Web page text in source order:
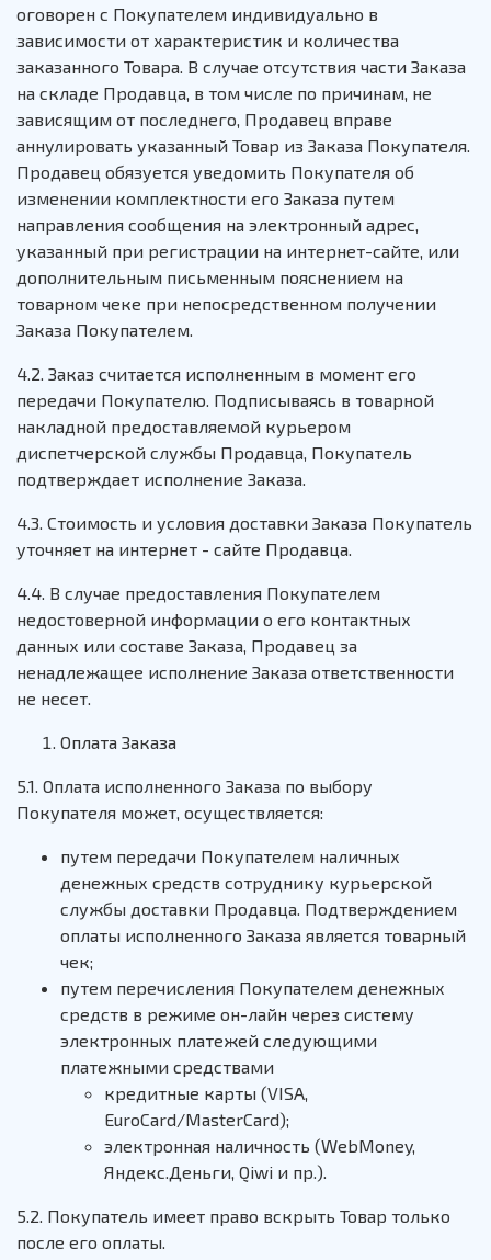
оговорен с Покупателем индивидуально в
зависимости от характеристик и количества
заказанного Товара. В случае отсутствия части Заказа
на складе Продавца, в том числе по причинам, не
зависящим от последнего, Продавец вправе
аннулировать указанный Товар из Заказа Покупателя.
Продавец обязуется уведомить Покупателя об
изменении комплектности его Заказа путем
направления сообщения на электронный адрес,
указанный при регистрации на интернет-сайте, или
дополнительным письменным пояснением на
товарном чеке при непосредственном получении
Заказа Покупателем.
4.2. Заказ считается исполненным в момент его
передачи Покупателю. Подписываясь в товарной
накладной предоставляемой курьером
диспетчерской службы Продавца, Покупатель
подтверждает исполнение Заказа.
4.3. Стоимость и условия доставки Заказа Покупатель
уточняет на интернет - сайте Продавца.
4.4. В случае предоставления Покупателем
недостоверной информации о его контактных
данных или составе Заказа, Продавец за
ненадлежащее исполнение Заказа ответственности
не несет.
Оплата Заказа
5.1. Оплата исполненного Заказа по выбору
Покупателя может, осуществляется:
путем передачи Покупателем наличных
денежных средств сотруднику курьерской
службы доставки Продавца. Подтверждением
оплаты исполненного Заказа является товарный
чек;
путем перечисления Покупателем денежных
средств в режиме он-лайн через систему
электронных платежей следующими
платежными средствами
кредитные карты (VISA,
EuroCard/MasterCard);
электронная наличность (WebMoney,
Яндекс.Деньги, Qiwi и пр.).
5.2. Покупатель имеет право вскрыть Товар только
после его оплаты.